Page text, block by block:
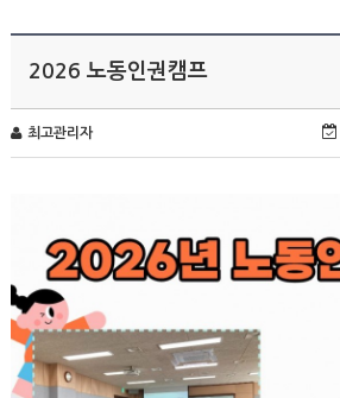
2026 노동인권캠프
최고관리자